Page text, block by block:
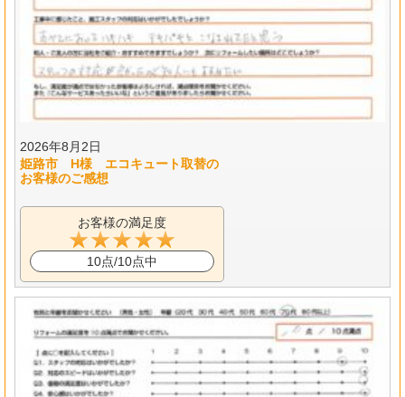
2026年8月2日
姫路市 H様 エコキュート取替の
お客様のご感想
お客様の満足度
10点/10点中